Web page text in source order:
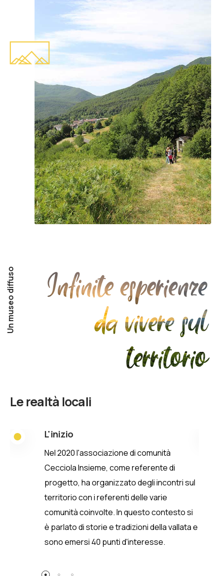
Un museo diffuso
Infinite esperienze
da vivere sul
territorio
Le realtà locali
L'inizio
Nel 2020 l'associazione di comunità
Cecciola Insieme, come referente di
progetto, ha organizzato degli incontri sul
territorio con i referenti delle varie
comunità coinvolte. In questo contesto si
è parlato di storie e tradizioni della vallata e
sono emersi 40 punti d'interesse.